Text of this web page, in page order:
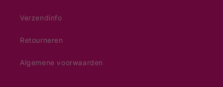
Verzendinfo
Retourneren
Algemene voorwaarden